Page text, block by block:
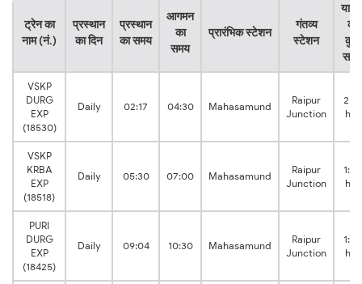
ट्रेन का
नाम (नं.)
प्रस्थान
का दिन
प्रस्थान
का समय
आगमन
का
समय
प्रारंभिक स्टेशन
गंतव्य
स्टेशन
का
कुल
समय
VSKP
DURG
EXP
(18530)
Daily 02:17 04:30 Mahasamund
Raipur
Junction
2:13
hrs
VSKP
KRBA
EXP
(18518)
Daily 05:30 07:00 Mahasamund
Raipur
Junction
1:30
hrs
PURI
DURG
EXP
(18425)
Daily 09:04 10:30 Mahasamund
Raipur
Junction
1:26
hrs